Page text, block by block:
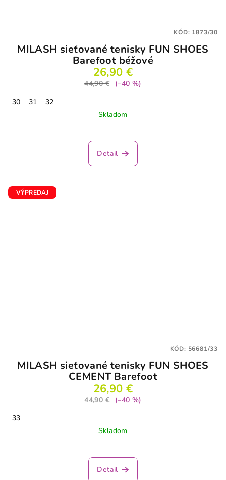
MILASH sieťované tenisky FUN SHOES
Barefoot béžové
26,90 €
44,90 €
(–40 %)
30
31
32
Skladom
Detail
KÓD: 1873/30
VÝPREDAJ
MILASH sieťované tenisky FUN SHOES
CEMENT Barefoot
26,90 €
44,90 €
(–40 %)
33
Skladom
hodnotenie
produktu
Detail
KÓD: 56681/33